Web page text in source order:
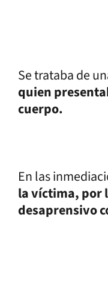
Se trataba de
quien
cuerpo.
En las
la víctima, por
desaprensivo